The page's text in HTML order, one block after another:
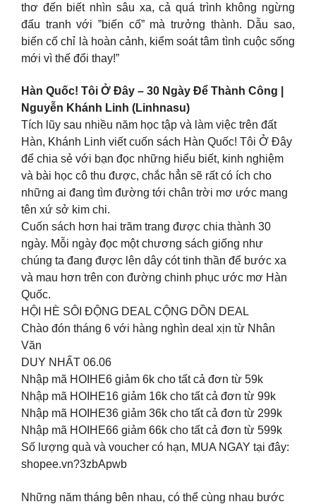
thơ đến biết nhìn sâu xa, cả quá trình không ngừng
đấu tranh với ”biến cố” mà trưởng thành. Dẫu sao,
biến cố chỉ là hoàn cảnh, kiểm soát tâm tình cuộc sống
mới vì thế đổi thay!”
Hàn Quốc! Tôi Ở Đây – 30 Ngày Để Thành Công |
Nguyễn Khánh Linh (Linhnasu)
Tích lũy sau nhiều năm học tập và làm việc trên đất
Hàn, Khánh Linh viết cuốn sách Hàn Quốc! Tôi Ở Đây
để chia sẻ với bạn đọc những hiểu biết, kinh nghiệm
và bài học cô thu được, chắc hẳn sẽ rất có ích cho
những ai đang tìm đường tới chân trời mơ ước mang
tên xứ sở kim chi.
Cuốn sách hơn hai trăm trang được chia thành 30
ngày. Mỗi ngày đọc một chương sách giống như
chúng ta đang được lên dây cót tinh thần để bước xa
và mau hơn trên con đường chinh phục ước mơ Hàn
Quốc.
HỘI HÈ SÔI ĐỘNG DEAL CỘNG DỒN DEAL
Chào đón tháng 6 với hàng nghìn deal xịn từ Nhân
Văn
DUY NHẤT 06.06
Nhập mã HOIHE6 giảm 6k cho tất cả đơn từ 59k
Nhập mã HOIHE16 giảm 16k cho tất cả đơn từ 99k
Nhập mã HOIHE36 giảm 36k cho tất cả đơn từ 299k
Nhập mã HOIHE66 giảm 66k cho tất cả đơn từ 599k
Số lượng quà và voucher có hạn, MUA NGAY tại đây:
shopee.vn?3zbApwb
Những năm tháng bên nhau, có thể cùng nhau bước